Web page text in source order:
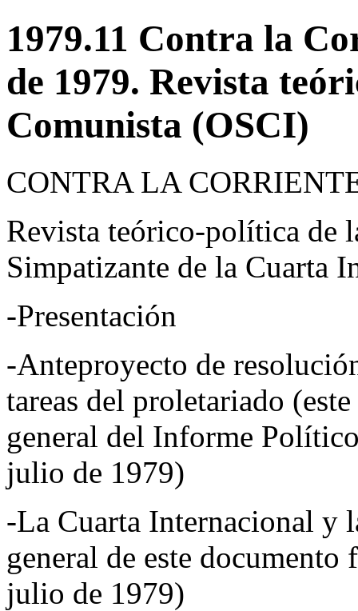
1979.11 Contra la
de 1979. Revista
Comunista (OSCI)
CONTRA LA
Revista teórico-política de
Simpatizante de la Cuarta
-Presentación
-Anteproyecto de
tareas del proletariado
general del Informe
julio de 1979)
-La Cuarta Internacional y
general de este
julio de 1979)